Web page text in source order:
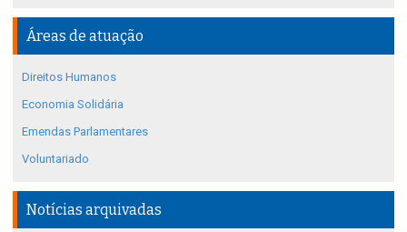
Áreas de atuação
Direitos Humanos
Economia Solidária
Emendas Parlamentares
Voluntariado
Notícias arquivadas